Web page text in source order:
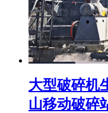
大型破碎机
山移动破碎